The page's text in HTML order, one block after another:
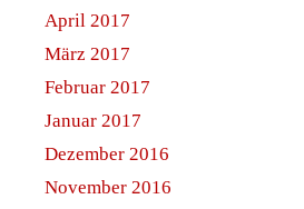
April 2017
März 2017
Februar 2017
Januar 2017
Dezember 2016
November 2016